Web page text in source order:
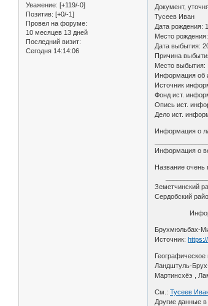
Уважение: [+119/-0]
Позитив: [+0/-1]
Провел на форуме:
10 месяцев 13 дней
Последний визит:
Сегодня 14:14:06
Документ,
Тусеев Иван
Дата рождения:
Место
Дата выбытия:
Причина
Место
Информация об
Источник
Фонд ист.
Опись ист.
Дело ист.
Информация о
Информация о
Название очень
Земетчинский
Сердобский
Брухмюльбах-
Источник:
Ландштуль-
Мартинсхёэ ,
См.:Тусеев
Другие данные